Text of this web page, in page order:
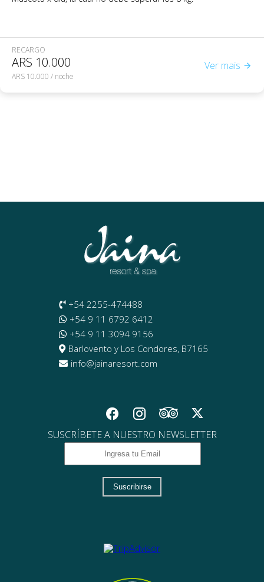
RECARGO
ARS 10.000
ARS 10.000 / noche
Ver mais
+54 2255-474488
+54 9 11 6792 6412
+54 9 11 3094 9156
Barlovento y Los Condores, B7165
info@jainaresort.com
SUSCRÍBETE A NUESTRO NEWSLETTER
Suscribirse